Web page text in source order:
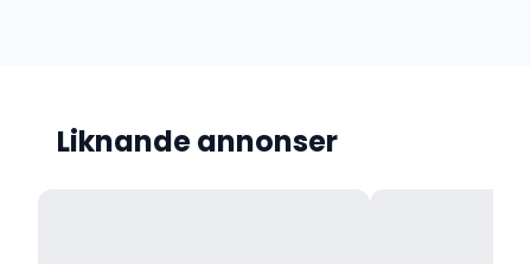
Liknande annonser